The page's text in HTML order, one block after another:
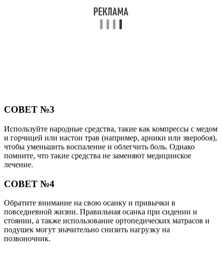
СОВЕТ №3
Используйте народные средства, такие как компрессы с медом
и горчицей или настои трав (например, арники или зверобоя),
чтобы уменьшить воспаление и облегчить боль. Однако
помните, что такие средства не заменяют медицинское
лечение.
СОВЕТ №4
Обратите внимание на свою осанку и привычки в
повседневной жизни. Правильная осанка при сидении и
стоянии, а также использование ортопедических матрасов и
подушек могут значительно снизить нагрузку на
позвоночник.